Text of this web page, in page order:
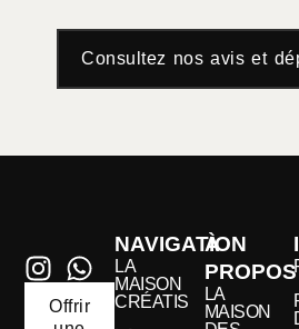
Consultez nos avis et
Offrir
NAVIGATION
LA
MAISON
CRÉATIS
À
PROPOS
LA
MAISON